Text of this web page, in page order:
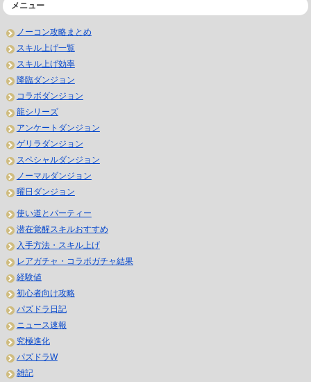
メニュー
ノーコン攻略まとめ
スキル上げ一覧
スキル上げ効率
降臨ダンジョン
コラボダンジョン
龍シリーズ
アンケートダンジョン
ゲリラダンジョン
スペシャルダンジョン
ノーマルダンジョン
曜日ダンジョン
使い道とパーティー
潜在覚醒スキルおすすめ
入手方法・スキル上げ
レアガチャ・コラボガチャ結果
経験値
初心者向け攻略
パズドラ日記
ニュース速報
究極進化
パズドラW
雑記